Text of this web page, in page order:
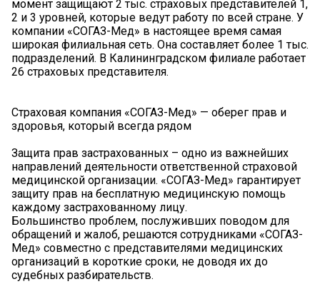
момент защищают 2 тыс. страховых представителей 1,
2 и 3 уровней, которые ведут работу по всей стране. У
компании «СОГАЗ-Мед» в настоящее время самая
широкая филиальная сеть. Она составляет более 1 тыс.
подразделений. В Калининградском филиале работает
26 страховых представителя.
Страховая компания «СОГАЗ-Мед» — оберег прав и
здоровья, который всегда рядом
Защита прав застрахованных – одно из важнейших
направлений деятельности ответственной страховой
медицинской организации. «СОГАЗ-Мед» гарантирует
защиту прав на бесплатную медицинскую помощь
каждому застрахованному лицу.
Большинство проблем, послуживших поводом для
обращений и жалоб, решаются сотрудниками «СОГАЗ-
Мед» совместно с представителями медицинских
организаций в короткие сроки, не доводя их до
судебных разбирательств.